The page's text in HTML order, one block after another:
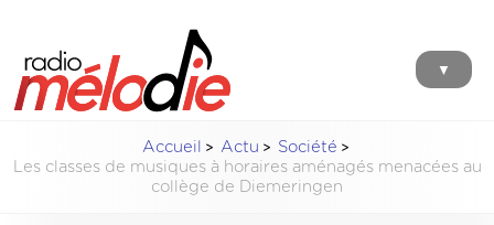
▼
Accueil Actu
Société
Les classes de musiques à horaires aménagés menacées au
collège de Diemeringen